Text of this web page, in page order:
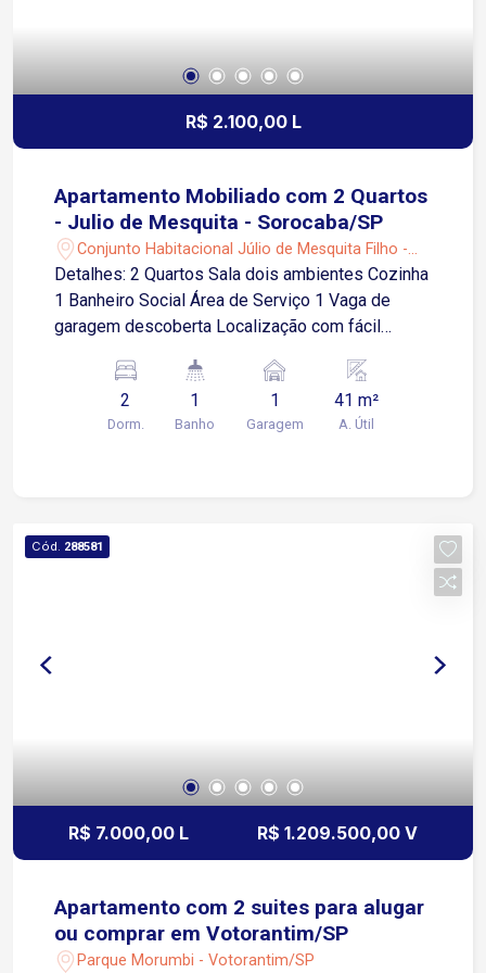
R$ 2.100,00 L
Apartamento Mobiliado com 2 Quartos
- Julio de Mesquita - Sorocaba/SP
Conjunto Habitacional Júlio de Mesquita Filho -
Sorocaba/SP
Detalhes: 2 Quartos Sala dois ambientes Cozinha
1 Banheiro Social Área de Serviço 1 Vaga de
garagem descoberta Localização com fácil
urbana, próximo a comércios, serviços e
transporte público 2 minutos da Avenida Dr.
Américo Figueiredo 4 minutos da Rodovia
segurança Playground Espaço pet Academia
Sauna Mini campo Quadra poliesportiva Piscina
2
Dorm.
1
Banho
1
Garagem
41 m²
A. Útil
Cód. 288581
R$ 7.000,00 L R$ 1.209.500,00 V
Apartamento com 2 suites para alugar
ou comprar em Votorantim/SP
Parque Morumbi - Votorantim/SP